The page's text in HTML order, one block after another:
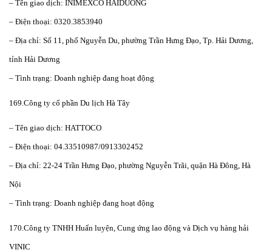
– Tên giao dịch: INIMEXCO HAIDUONG
– Điện thoại: 0320.3853940
– Địa chỉ: Số 11, phố Nguyễn Du, phường Trần Hưng Đạo, Tp. Hải Dương,
tỉnh Hải Dương
– Tình trạng: Doanh nghiệp đang hoạt động
169.Công ty cổ phần Du lịch Hà Tây
– Tên giao dịch: HATTOCO
– Điện thoại: 04.33510987/0913302452
– Địa chỉ: 22-24 Trần Hưng Đạo, phường Nguyễn Trãi, quận Hà Đông, Hà
Nội
– Tình trạng: Doanh nghiệp đang hoạt động
170.Công ty TNHH Huấn luyện, Cung ứng lao động và Dịch vụ hàng hải
VINIC